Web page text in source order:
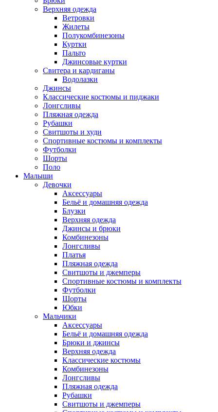
Верхняя одежда
Ветровки
Жилеты
Полукомбинезоны
Куртки
Пальто
Джинсовые куртки
Свитера и кардиганы
Водолазки
Джинсы
Классические костюмы и пиджаки
Лонгсливы
Пляжная одежда
Рубашки
Свитшоты и худи
Спортивные костюмы и комплекты
Футболки
Шорты
Поло
Малыши
Девочки
Аксессуары
Бельё и домашняя одежда
Блузки
Верхняя одежда
Джинсы и брюки
Комбинезоны
Лонгсливы
Платья
Пляжная одежда
Свитшоты и джемперы
Спортивные костюмы и комплекты
Футболки
Шорты
Юбки
Мальчики
Аксессуары
Бельё и домашняя одежда
Брюки и джинсы
Верхняя одежда
Классические костюмы
Комбинезоны
Лонгсливы
Пляжная одежда
Рубашки
Свитшоты и джемперы